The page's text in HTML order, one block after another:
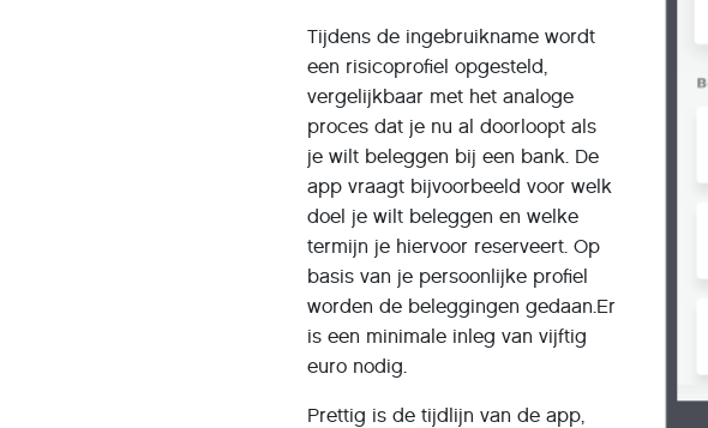
Tijdens de ingebruikname wordt
een risicoprofiel opgesteld,
vergelijkbaar met het analoge
proces dat je nu al doorloopt als
je wilt beleggen bij een bank. De
app vraagt bijvoorbeeld voor welk
doel je wilt beleggen en welke
termijn je hiervoor reserveert. Op
basis van je persoonlijke profiel
worden de beleggingen gedaan.Er
is een minimale inleg van vijftig
euro nodig.
Prettig is de tijdlijn van de app,